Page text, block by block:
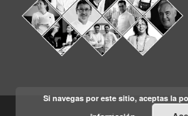
Si navegas por este sitio, aceptas la